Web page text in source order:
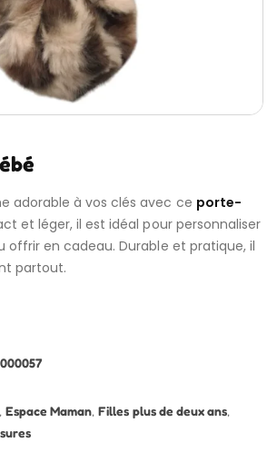
adorable à vos clés avec ce porte-
et léger, il est idéal pour personnaliser
offrir en cadeau. Durable et pratique, il
partout.
Espace Maman,Filles plus de deux ans,